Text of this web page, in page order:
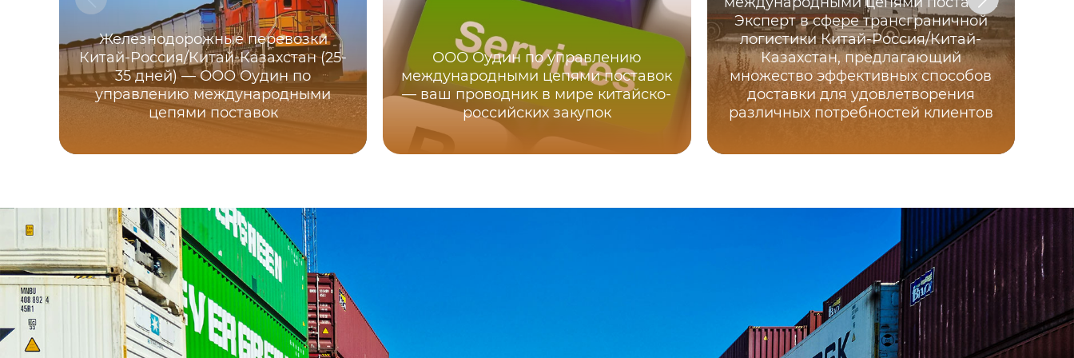
Железнодорожные перевозки
Китай-Россия/Китай-Казахстан (25-
35 дней) — ООО Оудин по
управлению международными
цепями поставок
ООО Оудин по управлению
международными цепями поставок
— ваш проводник в мире китайско-
российских закупок
Эксперт в сфере трансграничной
логистики Китай-Россия/Китай-
Казахстан, предлагающий
множество эффективных способов
доставки для удовлетворения
различных потребностей клиентов